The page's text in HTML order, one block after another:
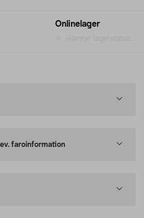
Onlinelager
faroinformation